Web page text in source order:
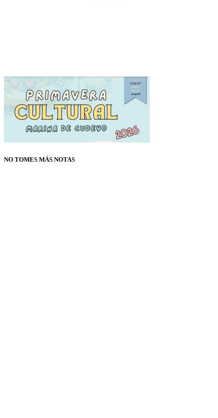
NO TOMES MÁS NOTAS